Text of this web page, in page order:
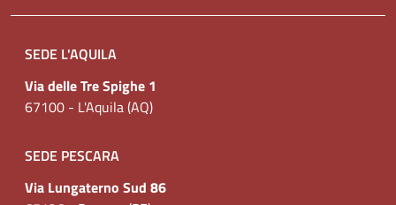
SEDE L'AQUILA
Via delle Tre Spighe 1
67100 - L'Aquila (AQ)
SEDE PESCARA
Via Lungaterno Sud 86